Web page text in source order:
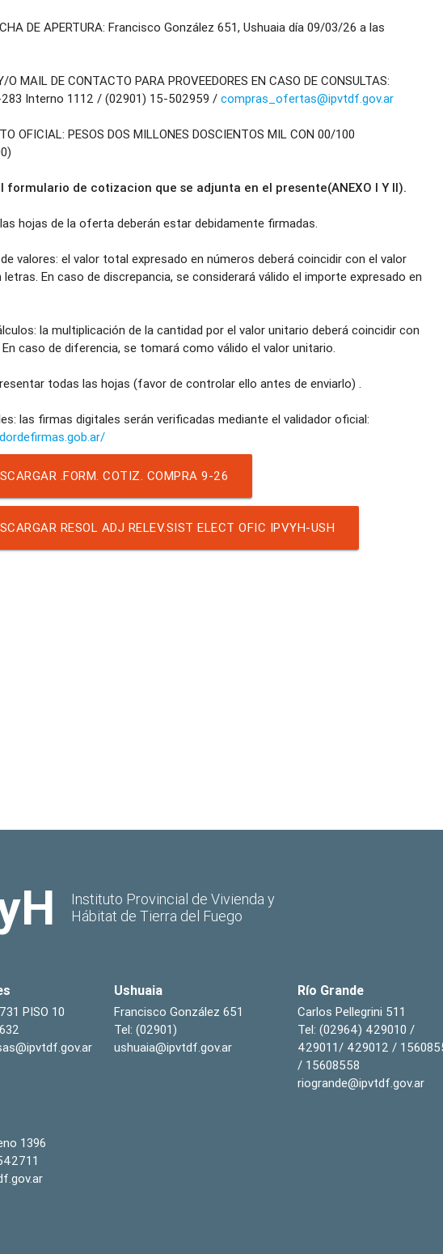
DE APERTURA: Francisco González 651, Ushuaia día 09/03/26 a las
O MAIL DE CONTACTO PARA PROVEEDORES EN CASO DE CONSULTAS:
Interno 1112 / (02901) 15-502959 / compras_ofertas@ipvtdf.gov.ar
OFICIAL: PESOS DOS MILLONES DOSCIENTOS MIL CON 00/100
formulario de cotizacion que se adjunta en el presente(ANEXO I Y II).
hojas de la oferta deberán estar debidamente firmadas.
valores: el valor total expresado en números deberá coincidir con el valor
letras. En caso de discrepancia, se considerará válido el importe expresado en
la multiplicación de la cantidad por el valor unitario deberá coincidir con
caso de diferencia, se tomará como válido el valor unitario.
todas las hojas (favor de controlar ello antes de enviarlo) .
las firmas digitales serán verificadas mediante el validador oficial:
.FORM. COTIZ. COMPRA 9-26
RESOL ADJ RELEV.SIST ELECT OFIC IPVYH-USH
Instituto Provincial de Vivienda y
Hábitat de Tierra del Fuego
PISO 10
Ushuaia
Francisco González 651
Tel: (02901)
ushuaia@ipvtdf.gov.ar
Río Grande
Carlos Pellegrini 511
Tel: (02964) 429010 /
429011/ 429012 /
/ 15608558
riogrande@ipvtdf.gov.ar
1396